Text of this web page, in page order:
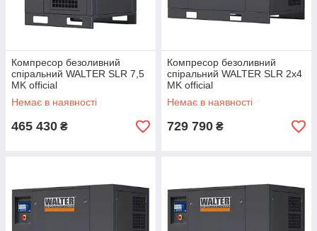
Компресор безоливний
спіральний WALTER SLR 7,5
MK official
Немає в наявності
465 430 ₴
Компресор безоливний
спіральний WALTER SLR 2x4
MK official
Немає в наявності
729 790 ₴